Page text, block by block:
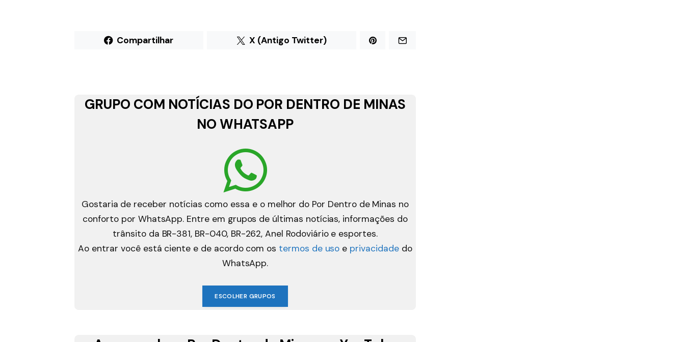
Compartilhar X (Antigo Twitter)
GRUPO COM NOTÍCIAS DO POR DENTRO DE MINAS
NO WHATSAPP
Gostaria de receber notícias como essa e o melhor do Por Dentro de Minas no
conforto por WhatsApp. Entre em grupos de últimas notícias, informações do
trânsito da BR-381, BR-040, BR-262, Anel Rodoviário e esportes.
Ao entrar você está ciente e de acordo com os termos de uso e privacidadedo
WhatsApp.
ESCOLHER GRUPOS